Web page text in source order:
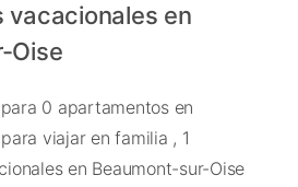
vacacionales en
Oise
0 apartamentos en
viajar en familia , 1
en Beaumont-sur-Oise